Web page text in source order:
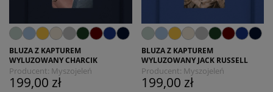
BLUZA Z KAPTUREM
WYLUZOWANY CHARCIK
Producent: Myszojeleń
199,00 zł
BLUZA Z KAPTUREM
WYLUZOWANY JACK RUSSELL
Producent: Myszojeleń
199,00 zł